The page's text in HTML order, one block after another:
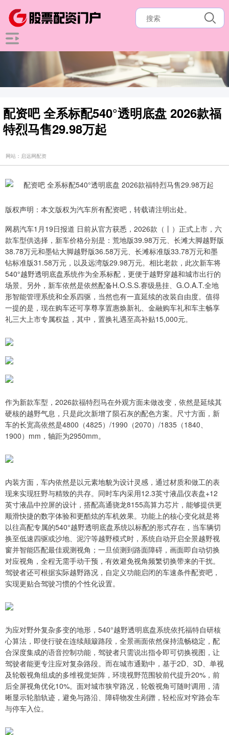
配资吧 全系标配540°透明底盘 2026款福
特烈马售29.98万起
网站：启远网配资
版权声明：本文版权为汽车所有配资吧，转载请注明出处。
网易汽车1月19日报道 日前从官方获悉，2026款（丨）正式上市，六
款车型供选择，新车价格分别是：荒地版39.98万元、长滩大脚越野版
38.78万元和墨钻大脚越野版36.58万元、长滩标准版33.78万元和墨
钻标准版31.58万元，以及远湾版29.98万元。相比老款，此次新车将
540°越野透明底盘系统作为全系标配，更便于越野穿越和城市出行的
场景。另外，新车依然是依然配备H.O.S.S.赛级悬挂、G.O.A.T.全地
形智能管理系统和全系四驱，当然也有一直延续的改装自由度。值得
一提的是，现在购车还可享尊享置惠焕新礼、金融购车礼和车主畅享
礼三大上市专属权益，其中，置换礼遇至高补贴15,000元。
作为新款车型，2026款福特烈马在外观方面未做改变，依然是延续其
硬核的越野气息，只是此次新增了陨石灰的配色方案。尺寸方面，新
车的长宽高依然是4800（4825）/1990（2070）/1835（1840、
1900）mm，轴距为2950mm。
内装方面，车内依然是以元素地貌为设计灵感，通过材质和做工的表
现来实现狂野与精致的共存。同时车内采用12.3英寸液晶仪表盘+12
英寸液晶中控屏的设计，搭配高通骁龙8155高算力芯片，能够提供更
顺滑快捷的数字体验和更酷炫的车机效果。功能上的核心变化就是将
以往高配专属的540°越野透明底盘系统以标配的形式存在，当车辆切
换至低速四驱或沙地、泥泞等越野模式时，系统自动开启全景越野视
窗并智能匹配最佳观测视角；一旦侦测到路面障碍，画面即自动切换
对应视角，全程无需手动干预，有效避免视角频繁切换带来的干扰。
驾驶者还可根据实际越野路况，自定义功能启闭的车速条件配资吧，
实现更贴合驾驶习惯的个性化设置。
为应对野外复杂多变的地形，540°越野透明底盘系统依托福特自研核
心算法，即使行驶在连续颠簸路段，全景画面依然保持流畅稳定，配
合深度集成的语音控制功能，驾驶者只需说出指令即可切换视图，让
驾驶者能更专注应对复杂路段。而在城市通勤中，基于2D、3D、单视
及轮毂视角组成的多维视觉矩阵，环境视野范围较前代提升20%，前
后全屏视角优化10%。面对城市狭窄路况，轮毂视角可随时调用，清
晰显示轮胎轨迹，避免与路沿、障碍物发生剐蹭，轻松应对窄路会车
与停车入位。